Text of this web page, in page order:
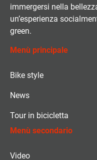
immergersi nella
un’esperienza
green.
Menù principale
Bike style
News
Tour in bicicletta
Menù secondario
Video